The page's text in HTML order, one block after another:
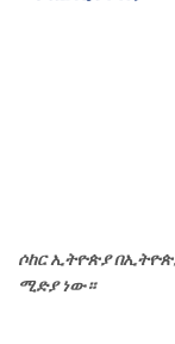
ሶከር ኢትዮጵያ
ሚድያ ነው።